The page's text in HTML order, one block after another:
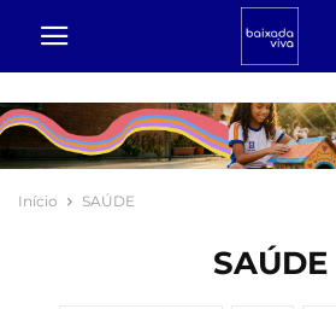
Início SAÚDE
SAÚDE